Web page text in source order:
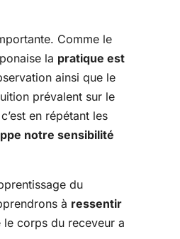
Comme le
la pratique est
ainsi que le
prévalent sur le
en répétant les
notre sensibilité
du
à ressentir
corps du receveur a